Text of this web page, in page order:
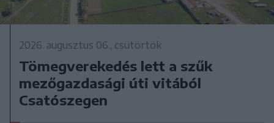
2026. augusztus 06., csütörtök
Tömegverekedés lett a szűk
mezőgazdasági úti vitából
Csatószegen